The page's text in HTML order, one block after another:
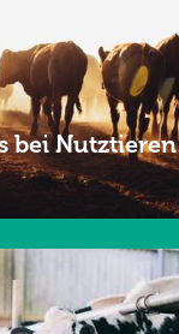
bei Nutztieren